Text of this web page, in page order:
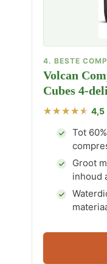
4. BESTE
Volcan
Cubes 4-
4,5
Tot
Groot
inhoud